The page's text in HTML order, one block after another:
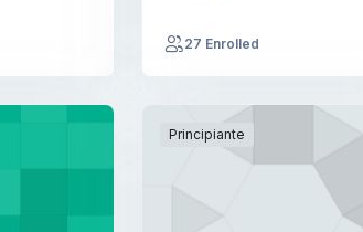
27 Enrolled
Principiante